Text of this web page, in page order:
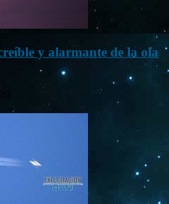
y alarmante de la ola